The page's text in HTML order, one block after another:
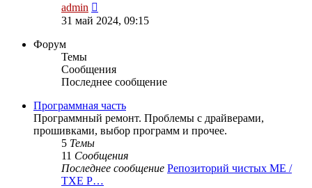
admin
к
31 май 2024, 09:15
Форум
Темы
Сообщения
Последнее сообщение
Программная часть
Программный ремонт. Проблемы с драйверами,
прошивками, выбор программ и прочее.
5 Темы
11 Сообщения
Последнее сообщение Репозиторий чистых ME /
TXE Р…